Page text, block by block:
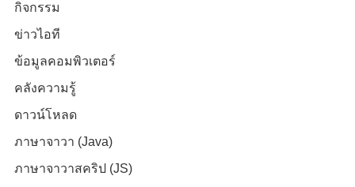
กิจกรรม
ข่าวไอที
ข้อมูลคอมพิวเตอร์
คลังความรู้
ดาวน์โหลด
ภาษาจาวา (Java)
ภาษาจาวาสคริป (JS)